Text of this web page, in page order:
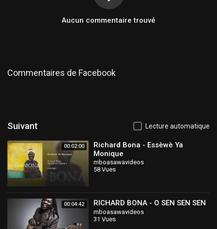
Aucun commentaire trouvé
Commentaires de Facebook
Suivant Lecture automatique
00:02:00
Richard Bona - Essèwè Ya
Monique
mboasawavideos
58 Vues
00:04:42 RICHARD BONA - O SEN SEN SEN
mboasawavideos
31 Vues